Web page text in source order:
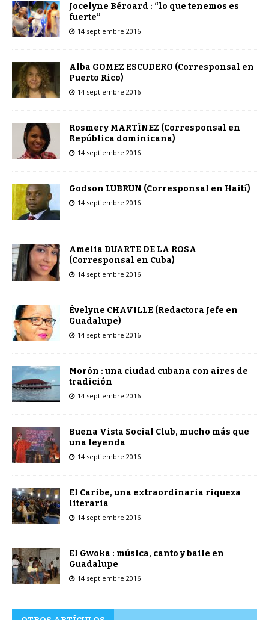
Jocelyne Béroard : “lo que tenemos es
fuerte”
14 septiembre 2016
Alba GOMEZ ESCUDERO (Corresponsal en
Puerto Rico)
14 septiembre 2016
Rosmery MARTÍNEZ (Corresponsal en
República dominicana)
14 septiembre 2016
Godson LUBRUN (Corresponsal en Haití)
14 septiembre 2016
Amelia DUARTE DE LA ROSA
(Corresponsal en Cuba)
14 septiembre 2016
Évelyne CHAVILLE (Redactora Jefe en
Guadalupe)
14 septiembre 2016
Morón : una ciudad cubana con aires de
tradición
14 septiembre 2016
Buena Vista Social Club, mucho más que
una leyenda
14 septiembre 2016
El Caribe, una extraordinaria riqueza
literaria
14 septiembre 2016
El Gwoka : música, canto y baile en
Guadalupe
14 septiembre 2016